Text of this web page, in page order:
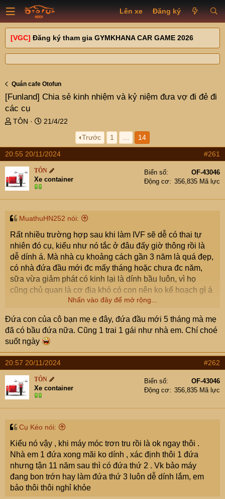
Lên xe Đăng ký
[VGC] Đăng ký tham gia GYMKHANA CAR GAME 2026
Quán cafe Otofun
[Funland] Chia sẻ kinh nhiệm và kỷ niệm đưa vợ đi đẻ đi
các cụ
T
e
a
d
s
t
t
r
TÔN
N
y
g
ử
i
21/4/22
Trước
1 14
20:55 20/11/2024 #261
TÔN
Xe container
Biển số
OF-43046
Động cơ
356,835 Mã lực
MuathuHN252 nói:
Rất nhiều trường hợp sau khi làm IVF sẽ dễ có thai tự
nhiên đó cụ, kiểu như nó tắc ở đâu đấy giờ thông rồi là
dễ dính á. Mà nhà cụ khoảng cách gần 3 năm là quá đẹp,
có nhà đứa đầu mới đc mấy tháng hoặc chưa đc năm,
sữa vừa giảm phát có kinh lại là dính bầu luôn, vì họ
cũng chủ quan là cơ địa khó có con nên ko kế hoạch gì á
Nhấn vào đây để mở rộng...
Đứa con của cô bạn mẹ e đây, đứa đầu mới 5 tháng mà mẹ
đã có bầu đứa nữa. Cũng 1 trai 1 gái như nhà em. Chí choé
suốt ngày
20:57 20/11/2024 #262
TÔN
Xe container
Biển số
OF-43046
Động cơ
356,835 Mã lực
Cụ Kéo nói:
Kiểu nó vậy , khi máy móc trơn tru rồi là ok ngay thôi .
Nhà em 1 đứa xong mãi ko dính , xác định thôi 1 đứa
nhưng tận 11 năm sau thì có đứa thứ 2 . Vk bảo máy
đang bon trớn hay làm đứa thứ 3 luôn dễ dính lắm, em
bảo thôi thôi nghỉ khỏe